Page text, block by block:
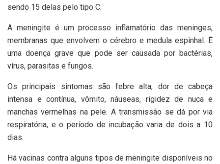
sendo 15 delas pelo tipo C.
A meningite é um processo inflamatório das meninges,
membranas que envolvem o cérebro e medula espinhal. É
uma doença grave que pode ser causada por bactérias,
vírus, parasitas e fungos.
Os principais sintomas são febre alta, dor de cabeça
intensa e contínua, vômito, náuseas, rigidez de nuca e
manchas vermelhas na pele. A transmissão se dá por via
respiratória, e o período de incubação varia de dois a 10
dias.
Há vacinas contra alguns tipos de meningite disponíveis no